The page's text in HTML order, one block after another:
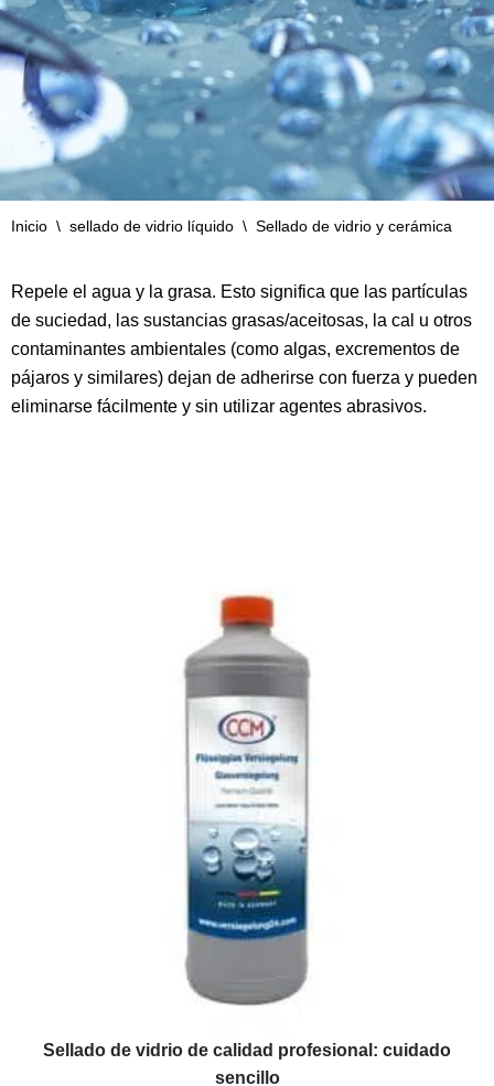
Inicio \ sellado de vidrio líquido \ Sellado de vidrio y cerámica
Repele el agua y la grasa. Esto significa que las partículas
de suciedad, las sustancias grasas/aceitosas, la cal u otros
contaminantes ambientales (como algas, excrementos de
pájaros y similares) dejan de adherirse con fuerza y pueden
eliminarse fácilmente y sin utilizar agentes abrasivos.
Sellado de vidrio de calidad profesional: cuidado
sencillo